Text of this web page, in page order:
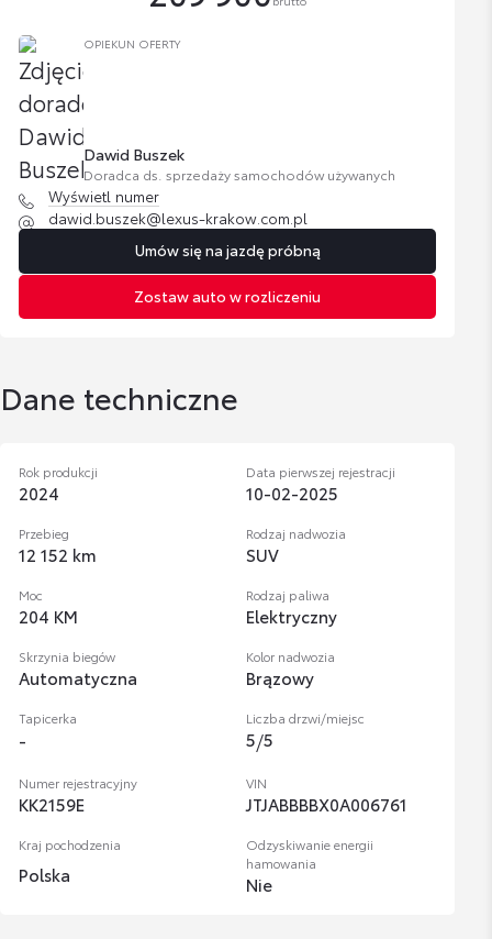
OPIEKUN OFERTY
Dawid Buszek
Doradca ds. sprzedaży samochodów używanych
Wyświetl numer
dawid.buszek@lexus-krakow.com.pl
Umów się na jazdę próbną
Zostaw auto w rozliczeniu
Dane techniczne
Rok produkcji
2024
Data pierwszej rejestracji
10-02-2025
Przebieg
12 152 km
Rodzaj nadwozia
SUV
Moc
204 KM
Rodzaj paliwa
Elektryczny
Skrzynia biegów
Automatyczna
Kolor nadwozia
Brązowy
Tapicerka
-
Liczba drzwi/miejsc
5/5
Numer rejestracyjny
KK2159E
VIN
JTJABBBBX0A006761
Kraj pochodzenia
Polska
Odzyskiwanie energii
hamowania
Nie